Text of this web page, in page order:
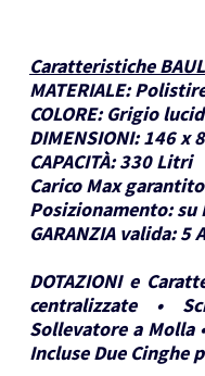
Caratteristiche
MATERIALE:
COLORE: Grigio
DIMENSIONI: 146 x
CAPACITÀ: 330 Litri
Carico Max
Posizionamento: su
GARANZIA valida: 5
DOTAZIONI e
centralizzate •
Sollevatore a Molla
Incluse Due Cinghe